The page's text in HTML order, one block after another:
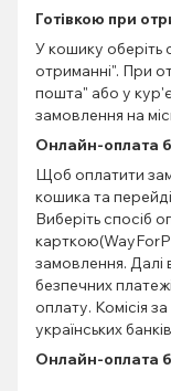
Готівкою при
У кошику оберіть
отриманні". При
пошта" або у
замовлення на
Онлайн-оплата
Щоб оплатити
кошика та
Виберіть спосіб
замовлення. Далі
безпечних
оплату. Комісія
українських банків
Онлайн-оплата